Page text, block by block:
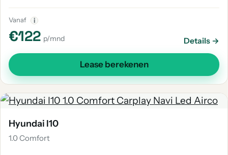
Vanaf i
€122 p/mnd Details →
Lease berekenen
Hyundai I10
1.0 Comfort